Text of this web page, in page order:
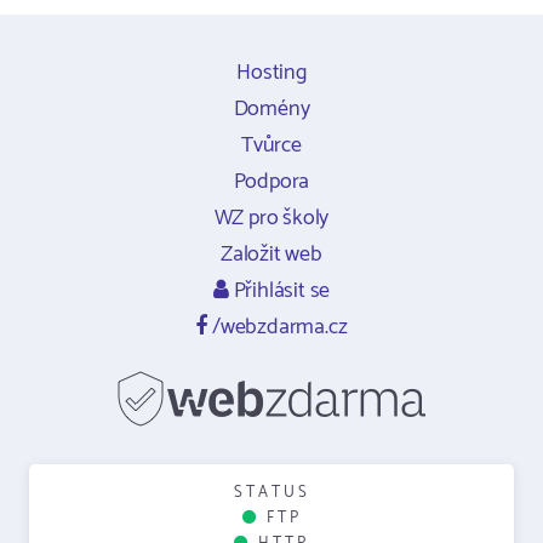
Hosting
Domény
Tvůrce
Podpora
WZ pro školy
Založit web
Přihlásit se
/webzdarma.cz
STATUS
FTP